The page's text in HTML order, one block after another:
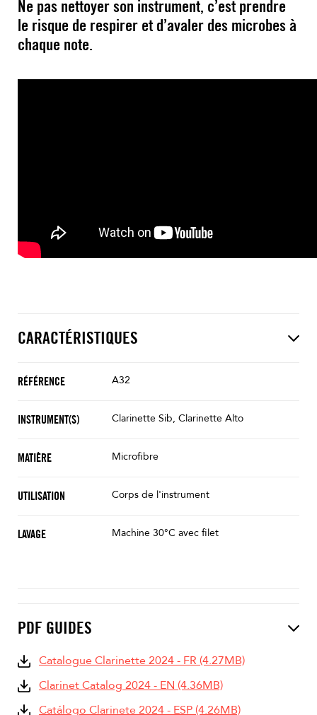
Ne pas nettoyer son instrument, c’est prendre
le risque de respirer et d’avaler des microbes à
chaque note.
CARACTÉRISTIQUES
RÉFÉRENCE A32
INSTRUMENT(S) Clarinette Sib, Clarinette Alto
MATIÈRE Microfibre
UTILISATION Corps de l'instrument
LAVAGE Machine 30°C avec filet
PDF GUIDES
Catalogue Clarinette 2024 - FR (4.27MB)
Clarinet Catalog 2024 - EN (4.36MB)
Catálogo Clarinete 2024 - ESP (4.26MB)